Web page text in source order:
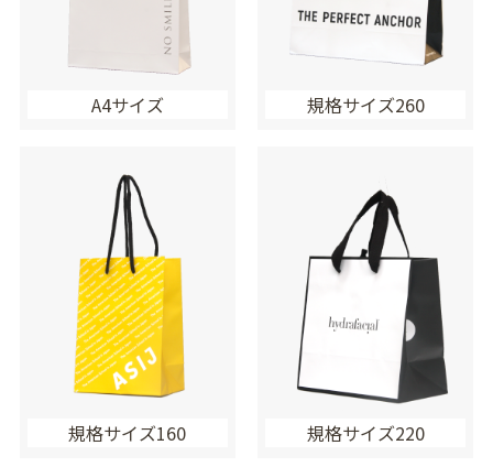
A4サイズ 規格サイズ260
規格サイズ160 規格サイズ220